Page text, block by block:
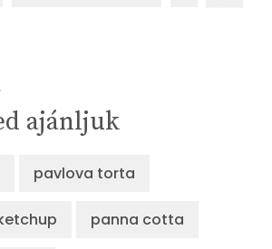
ajánljuk
pavlova torta
panna cotta